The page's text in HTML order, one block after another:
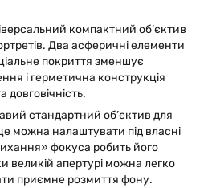
компактний об’єктив
Два асферичні елементи
покриття зменшує
і герметична конструкція
довговічність.
стандартний об’єктив для
можна налаштувати під власні
фокуса робить його
великій апертурі можна легко
приємне розмиття фону.